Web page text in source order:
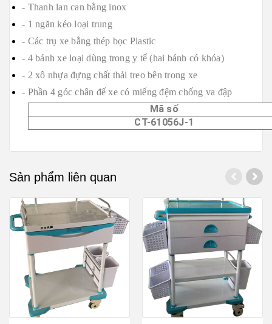
- Thanh lan can bằng inox
- 1 ngăn kéo loại trung
- Các trụ xe bằng thép bọc Plastic
- 4 bánh xe loại dùng trong y tế (hai bánh có khóa)
- 2 xô nhựa đựng chất thải treo bên trong xe
- Phần 4 góc chân đế xe có miếng đệm chống va đập
Mã số
CT-61056J-1
Sản phẩm liên quan